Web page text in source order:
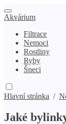
Akvárium
Filtrace
Nemoci
Rostliny
Ryby
Šneci
Hlavní stránka /
Jaké